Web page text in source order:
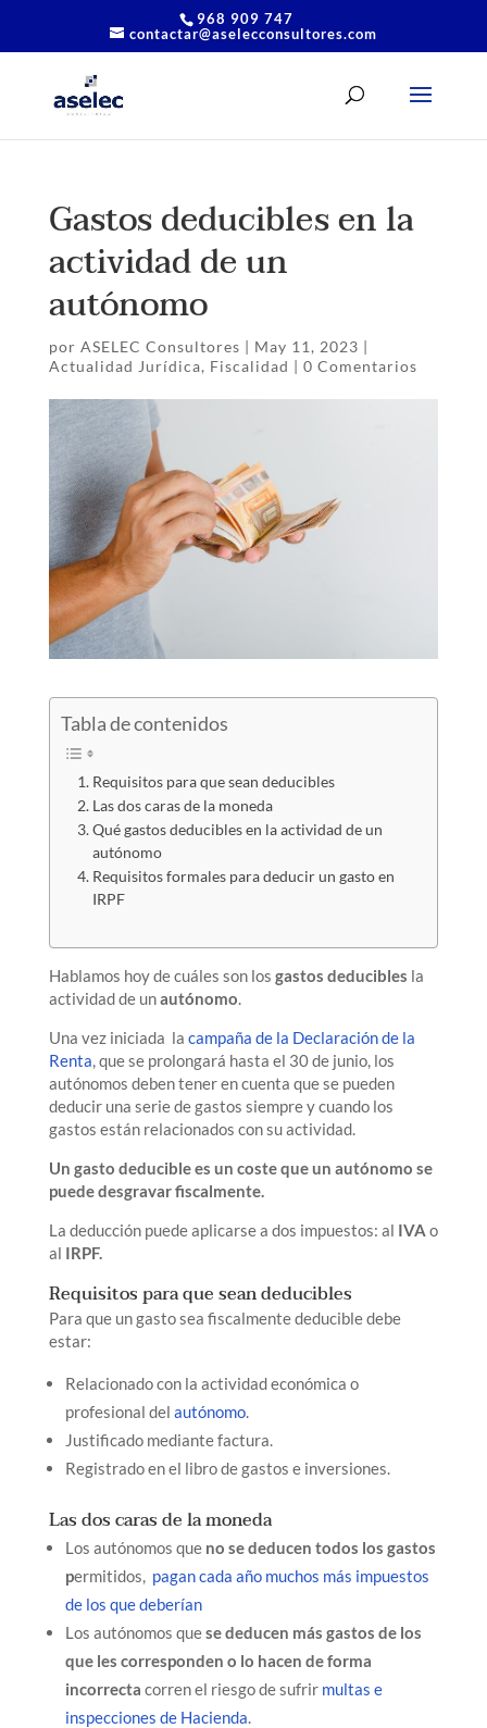
968 909 747
contactar@aselecconsultores.com
Gastos deducibles en la
actividad de un
autónomo
por ASELEC Consultores | May 11, 2023 |
Actualidad Jurídica, Fiscalidad | 0 Comentarios
Tabla de contenidos
Requisitos para que sean deducibles
Las dos caras de la moneda
Qué gastos deducibles en la actividad de un
autónomo
Requisitos formales para deducir un gasto en
IRPF
Hablamos hoy de cuáles son los gastos deducibles la
actividad de unautónomo.
Una vez iniciada la campaña de la Declaración de la
Renta, que se prolongará hasta el 30 de junio, los
autónomos deben tener en cuenta que se pueden
deducir una serie de gastos siempre y cuando los
gastos están relacionados con su actividad.
Un gasto deducible es un coste que un autónomo se
puede desgravar fiscalmente.
La deducción puede aplicarse a dos impuestos: al IVA o
al IRPF.
Requisitos para que sean deducibles
Para que un gasto sea fiscalmente deducible debe
estar:
Relacionado con la actividad económica o
profesional del autónomo.
Justificado mediante factura.
Registrado en el libro de gastos e inversiones.
Las dos caras de la moneda
Los autónomos que no se deducen todos los gastos
permitidos, pagan cada año muchos más impuestos
de los que deberían
Los autónomos quese deducen más gastos de los
que les corresponden o lo hacen de forma
incorrecta corren el riesgo de sufrir multas e
inspecciones de Hacienda.